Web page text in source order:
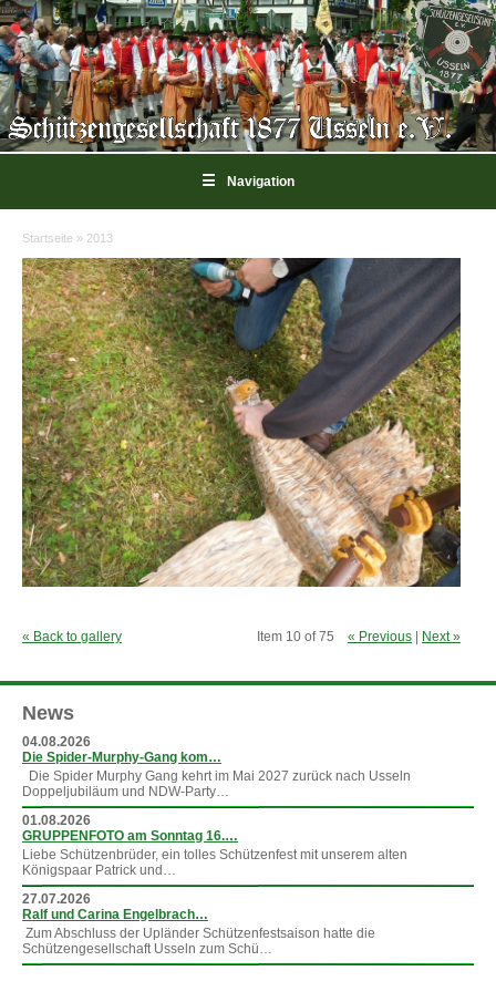
☰ Navigation
Sie sind hier
Startseite » 2013
« Back to gallery Item 10 of 75 « Previous Next »
News
04.08.2026
Die Spider-Murphy-Gang kom…
Die Spider Murphy Gang kehrt im Mai 2027 zurück nach Usseln
Doppeljubiläum und NDW-Party…
01.08.2026
GRUPPENFOTO am Sonntag 16.…
Liebe Schützenbrüder, ein tolles Schützenfest mit unserem alten
Königspaar Patrick und…
27.07.2026
Ralf und Carina Engelbrach…
Zum Abschluss der Upländer Schützenfestsaison hatte die
Schützengesellschaft Usseln zum Schü…